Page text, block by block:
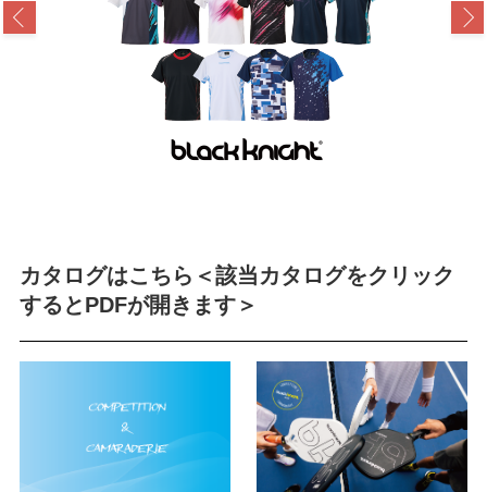
カタログはこちら＜該当カタログをクリック
するとPDFが開きます＞